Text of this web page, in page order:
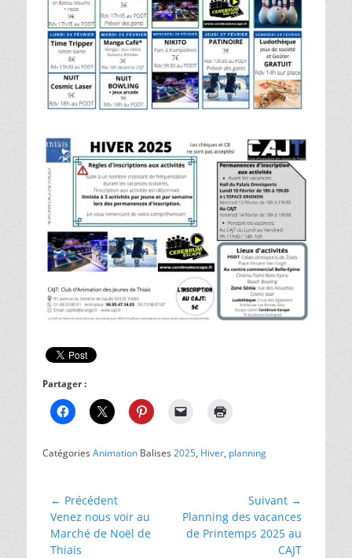
Partager :
CatégoriesAnimation Balises2025, Hiver, planning
Navigation
de
l’article
← Précédent
Article
précédent :
Venez nous voir au
Marché de Noël de
Thiais
Suivant →
Article
suivant :
Planning des vacances
de Printemps 2025 au
CAJT